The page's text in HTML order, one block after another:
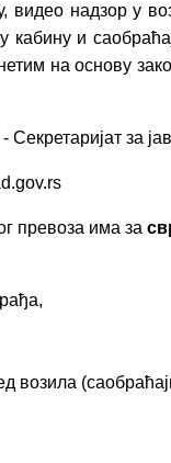
видео надзор
кабину и
на основу
Секретаријат за
превоза има за
возила